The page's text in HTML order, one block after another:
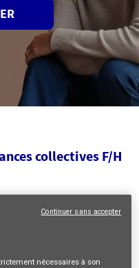
collectives F/H
nécessaires à son
Continuer sans accepter